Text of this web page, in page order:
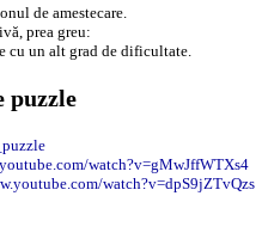
de amestecare.
prea greu:
cu un alt grad de dificultate.
puzzle
watch?v=gMwJffWTXs4
watch?v=dpS9jZTvQzs